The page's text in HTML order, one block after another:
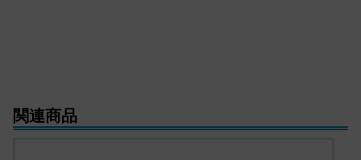
関連商品